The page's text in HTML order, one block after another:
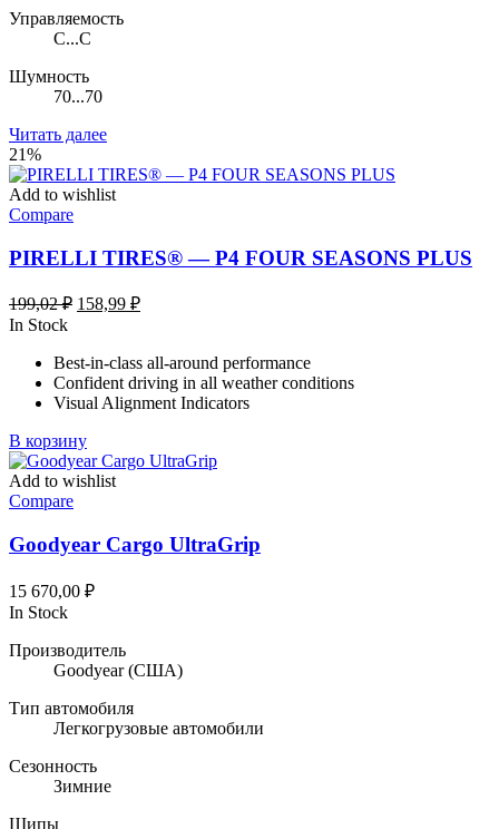
Управляемость
C...C
Шумность
70...70
Читать далее
21%
Add to wishlist
Compare
PIRELLI TIRES® — P4 FOUR SEASONS PLUS
199,02₽ Первоначальная
199,02 ₽.
158,99 ₽Текущая
In Stock
Best-in-class all-around performance
Confident driving in all weather conditions
Visual Alignment Indicators
В корзину
Add to wishlist
Compare
Goodyear Cargo UltraGrip
15 670,00 ₽
In Stock
Производитель
Goodyear(США)
Тип автомобиля
Легкогрузовые автомобили
Сезонность
Зимние
Шипы